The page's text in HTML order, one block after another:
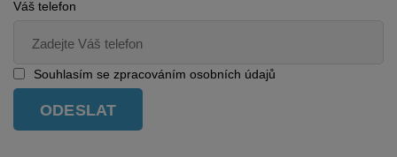
Váš telefon
Souhlasím se zpracováním osobních údajů